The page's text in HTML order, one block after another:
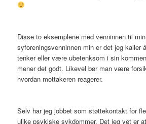
Disse to eksemplene med venninnen til
syforeningsvenninnen min er det jeg kaller
tenker eller være ubetenksom i sin
mener det godt. Likevel bør man være
hvordan mottakeren reagerer.
Selv har jeg jobbet som støttekontakt for
ulike psykiske sykdommer. Det jeg vet er